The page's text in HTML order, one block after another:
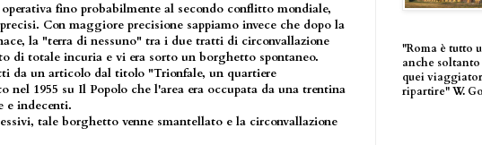
fino probabilmente al secondo conflitto mondiale,
Con maggiore precisione sappiamo invece che dopo la
la "terra di nessuno" tra i due tratti di circonvallazione
di totale incuria e vi era sorto un borghetto spontaneo.
da un articolo dal titolo "Trionfale, un quartiere
nel 1955 su Il Popolo che l'area era occupata da una trentina
e indecenti.
tale borghetto venne smantellato e la circonvallazione
"Roma è tutto
anche soltanto
quei
ripartire" W.